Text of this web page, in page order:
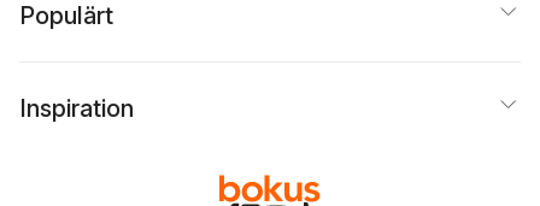
Populärt
Inspiration